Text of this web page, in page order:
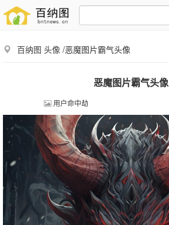
百纳图 头像 /恶魔图片霸气头像
恶魔图片霸气头像
用户命中劫